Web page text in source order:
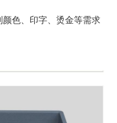
颜色、印字、烫金等需求